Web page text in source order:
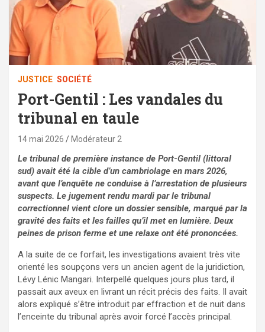
JUSTICE SOCIÉTÉ
Port-Gentil : Les vandales du
tribunal en taule
14 mai 2026 Modérateur 2
Le tribunal de première instance de Port-Gentil (littoral
sud) avait été la cible d’un cambriolage en mars 2026,
avant que l’enquête ne conduise à l’arrestation de plusieurs
suspects. Le jugement rendu mardi par le tribunal
correctionnel vient clore un dossier sensible, marqué par la
gravité des faits et les failles qu’il met en lumière. Deux
peines de prison ferme et une relaxe ont été prononcées.
A la suite de ce forfait, les investigations avaient très vite
orienté les soupçons vers un ancien agent de la juridiction,
Lévy Lénic Mangari. Interpellé quelques jours plus tard, il
passait aux aveux en livrant un récit précis des faits. Il avait
alors expliqué s’être introduit par effraction et de nuit dans
l’enceinte du tribunal après avoir forcé l’accès principal.